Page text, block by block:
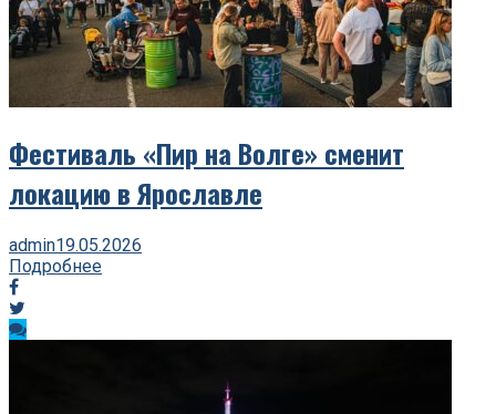
Фестиваль «Пир на Волге» сменит
локацию в Ярославле
admin19.05.2026
Подробнее